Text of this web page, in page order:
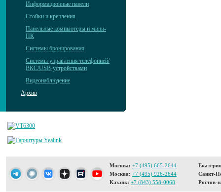
Информационные панели
Стойки и крепления
Панельные компьютеры и мини-
ПК
Системы бронирования
Системы управления телефонией/
ВКС/USB-устройствами
Видеонаблюдение
Архив
Москва: +7 (495) 665-2644
Москва: +7 (495) 926-2644
Казань: +7 (843) 558-0068
Санкт-
Ростов-